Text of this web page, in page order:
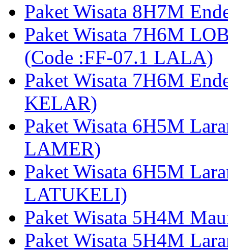
Paket Wisata 8H7M
Paket Wisata 7H6M
(Code :FF-07.1 LALA)
Paket Wisata 7H6M
KELAR)
Paket Wisata 6H5M
LAMER)
Paket Wisata 6H5M
LATUKELI)
Paket Wisata 5H4M
Paket Wisata 5H4M